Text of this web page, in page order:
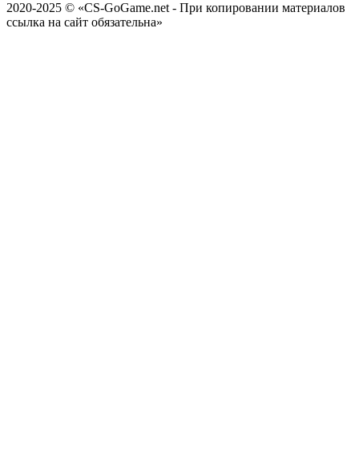
2020-2025 © «CS-GoGame.net - При копировании материалов
ссылка на сайт обязательна»